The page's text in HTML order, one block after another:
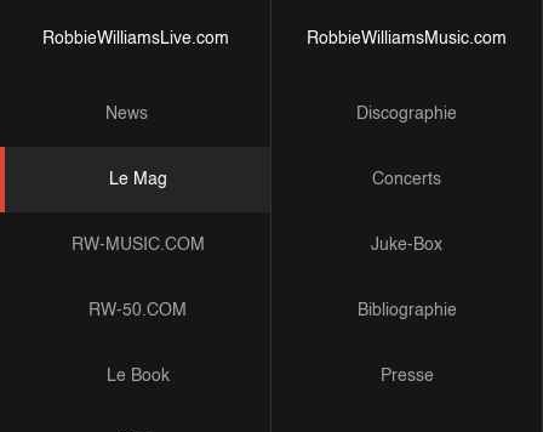
RobbieWilliamsLive.com
News
Le Mag
RW-MUSIC.COM
RW-50.COM
Le Book
RobbieWilliamsMusic.com
Discographie
Concerts
Juke-Box
Bibliographie
Presse